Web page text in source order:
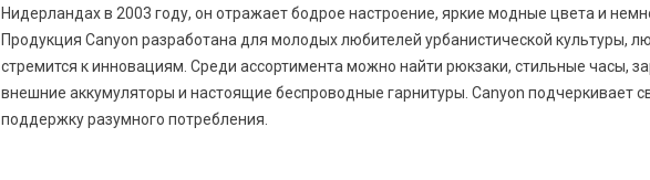
Нидерландах в 2003 году, он отражает бодрое настроение, яркие модные цвета и
Продукция Canyon разработана для молодых любителей урбанистической культуры,
стремится к инновациям. Среди ассортимента можно найти рюкзаки, стильные часы,
внешние аккумуляторы и настоящие беспроводные гарнитуры. Canyon подчеркивает
поддержку разумного потребления.